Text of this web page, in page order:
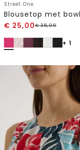
Street One
€ 25,00€35,99
+ 1